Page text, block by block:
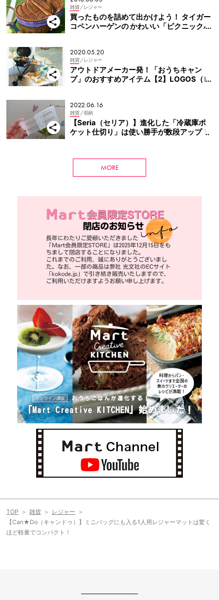
雑貨 / レジャー
買ったものを詰めて出かけよう！ タイガー
コペンハーゲンの かわいい「ピクニックバ
2020.05.20
雑貨 / レジャー
アウトドアメーカー発！「おうちキャン
プ」のおすすめアイテム【2】LOGOS（ロ
2022.06.16
雑貨 / 収納
【Seria（セリア）】進化した「冷蔵庫ポ
ケット仕切り」は使い勝手が数段アップ！
MORE
TOP 雑貨
レジャー
【Can★Do（キャンドゥ）】ミニバッグにも入る1人用レジャーマットは驚く
ほど軽量でコンパクト！